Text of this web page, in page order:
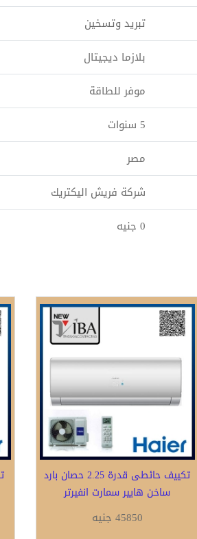
تبريد وتسخين
بلازما ديجيتال
موفر للطاقة
5 سنوات
مصر
شركة فريش اليكتريك
0 جنيه
تكييف حائطى قدرة 2.25 حصان بارد
ساخن هايير سمارت انفيرتر
45850 جنيه